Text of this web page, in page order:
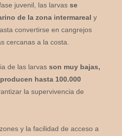
juvenil, las larvas se
de la zona intermareal y
convertirse en cangrejos
cercanas a la costa.
de las larvas son muy bajas,
hasta 100.000
la supervivencia de
y la facilidad de acceso a